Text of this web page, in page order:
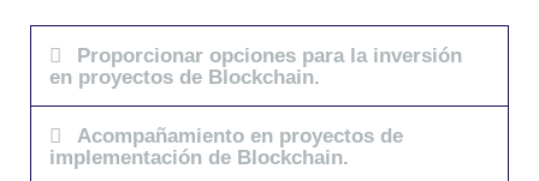
Proporcionar opciones para la inversión
en proyectos de Blockchain.
Acompañamiento en proyectos de
implementación de Blockchain.